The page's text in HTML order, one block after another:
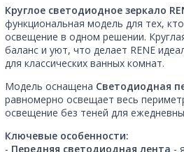
Круглое светодиодное зеркало
функциональная модель для тех,
освещение в одном решении.
баланс и уют, что делает RENE
для классических ванных комнат.
Модель оснащена Светодиодная
равномерно освещает весь
освещение без теней для
Ключевые особенности:
- Передняя светодиодная лента -